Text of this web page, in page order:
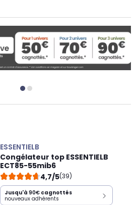
ESSENTIELB
Congélateur top ESSENTIELB
ECT85-55mib6
4,7/5(39)
Jusqu'à 90€ cagnottés
nouveaux adhérents